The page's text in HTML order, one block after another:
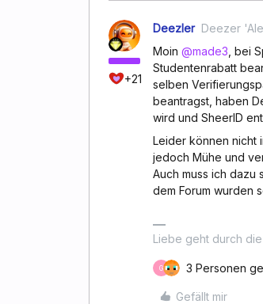
+21
Deezler Deezer
Moin @made3 , bei
Studentenrabatt
selben
beantragst, haben
wird und SheerID
Leider können nicht
jedoch Mühe und
Auch muss ich dazu
dem Forum wurden
Liebe geht durch
G 3 Personen
Gefällt mir